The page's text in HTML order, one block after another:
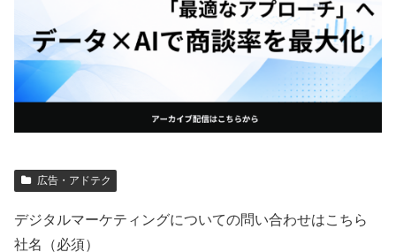
広告・アドテク
デジタルマーケティングについての問い合わせはこちら
社名（必須）